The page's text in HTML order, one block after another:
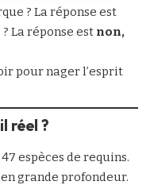
? La réponse est
La réponse est non,
pour nager l’esprit
réel ?
espèces de requins.
grande profondeur.